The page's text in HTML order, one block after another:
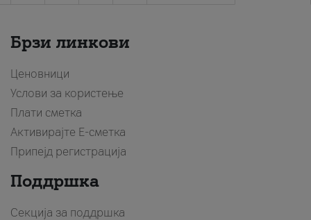
Брзи линкови
Ценовници
Услови за користење
Плати сметка
Активирајте Е-сметка
Припејд регистрација
Поддршка
Секција за поддршка